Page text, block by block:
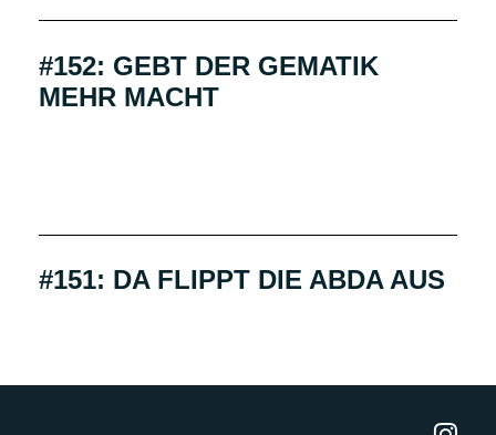
#152: GEBT DER GEMATIK
MEHR MACHT
#151: DA FLIPPT DIE ABDA AUS